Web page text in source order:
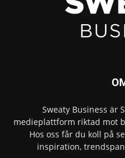
Sweaty Business är
medieplattform riktad mot
Hos oss får du koll på
inspiration,